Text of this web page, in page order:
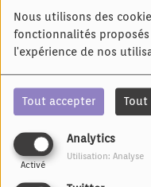
Nous utilisons des
fonctionnalités
l'expérience de nos
Tout accepter Tout
Analytics
Activé
Utilisation: Analyse
IL Y A 10 MOIS
PODCASTS
D’INTERVIEWS